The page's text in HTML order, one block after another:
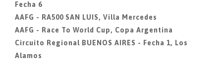
Fecha 6
AAFG - RA500 SAN LUIS, Villa Mercedes
AAFG - Race To World Cup, Copa Argentina
Circuito Regional BUENOS AIRES - Fecha 1, Los
Alamos